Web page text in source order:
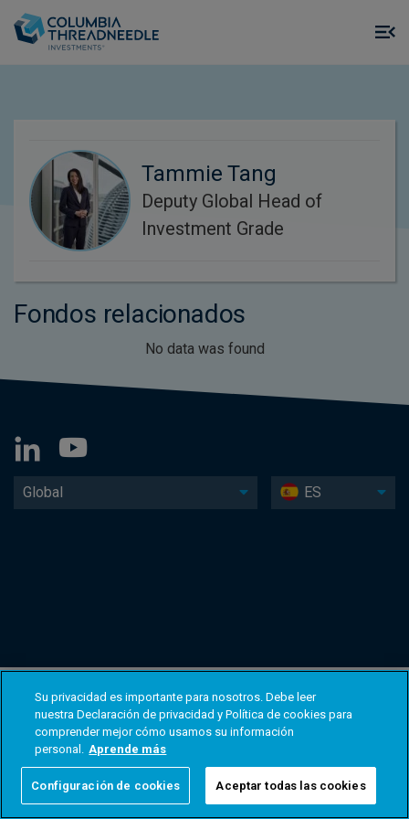
Tammie Tang
Deputy Global Head of
Investment Grade
Fondos relacionados
No data was found
Global ES
Su privacidad es importante para nosotros. Debe leer
nuestra Declaración de privacidad y Política de cookies para
comprender mejor cómo usamos su información
personal. Aprende más
Configuración de cookies Aceptar todas las cookies